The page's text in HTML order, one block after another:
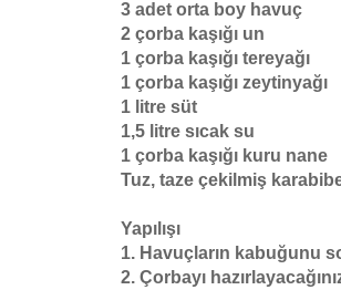
3 adet orta boy havuç
2 çorba kaşığı un
1 çorba kaşığı tereyağı
1 çorba kaşığı zeytinyağı
1 litre süt
1,5 litre sıcak su
1 çorba kaşığı kuru nane
Tuz, taze çekilmiş
Yapılışı
1. Havuçların kabuğunu
2. Çorbayı